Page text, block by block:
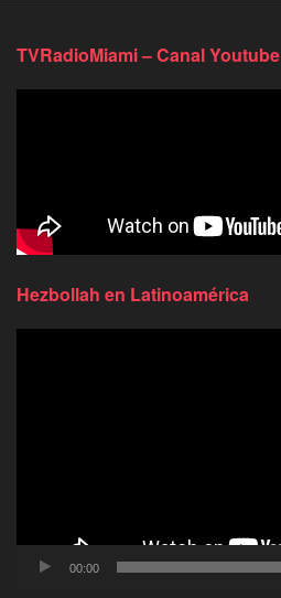
TVRadioMiami – Canal Youtube
Hezbollah en Latinoamérica
00:00